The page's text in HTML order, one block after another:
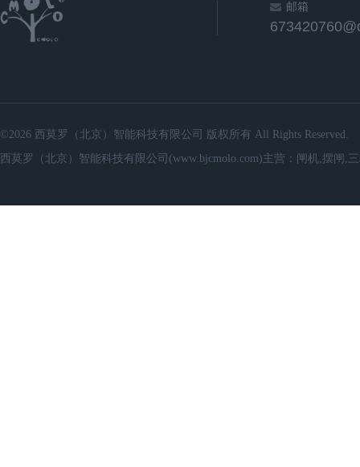
邮箱
©2026 西莫罗（北京）智能科技有限公司 版权所有 All Rights Reserved.
西莫罗（北京）智能科技有限公司(www.bjcmolo.com)主营：闸机,摆闸,